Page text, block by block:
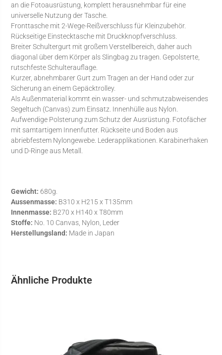
an die Fotoausrüstung, komplett herausnehmbar für eine
universelle Nutzung der Tasche.
Fronttasche mit 2-Wege-Reißverschluss für Kleinzubehör.
Rückseitige Einstecktasche mit Druckknopfverschluss.
Breiter Schultergurt mit großem Verstellbereich, daher auch
diagonal über dem Körper als Slingbag zu tragen. Gepolsterte,
rutschfeste Schulterauflage.
Kurzer, abnehmbarer Gurt zum Tragen an der Hand oder zur
Sicherung an einem Gepäcktrolley.
Als Außenmaterial kommt ein wasser- und schmutzabweisendes
Segeltuch (Canvas) zum Einsatz. Innenhülle aus Nylon.
Aufwendige Polsterung zum Schutz der Ausrüstung. Fotofächer
mit samtartigem Innenfutter. Rückseite und Boden aus
abriebfestem Nylongewebe. Lederapplikationen. Karabinerhaken
und D-Ringe aus Metall.
Gewicht: 680g.
Aussenmasse: B310 x H215 x T135mm
Innenmasse: B270 x H140 x T80mm
Stoffe: No. 10 Canvas, Nylon, Leder
Herstellungsland: Made in Japan
Ähnliche Produkte